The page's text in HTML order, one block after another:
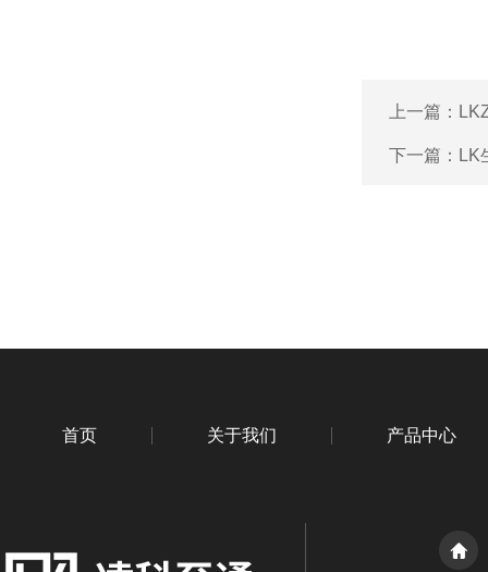
上一篇：
下一篇： LK
首页 关于我们 产品中心